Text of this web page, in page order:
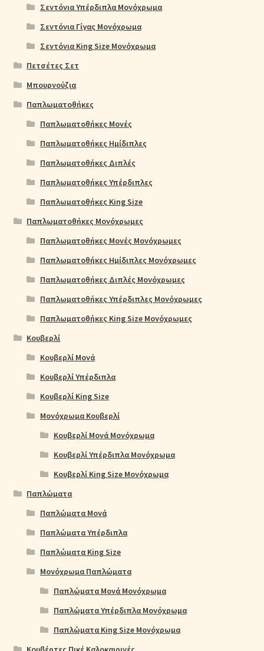
Σεντόνια Υπέρδιπλα Μονόχρωμα
Σεντόνια Γίγας Μονόχρωμα
Σεντόνια King Size Μονόχρωμα
Πετσέτες Σετ
Μπουρνούζια
Παπλωματοθήκες
Παπλωματοθήκες Μονές
Παπλωματοθήκες Ημίδιπλες
Παπλωματοθήκες Διπλές
Παπλωματοθήκες Υπέρδιπλες
Παπλωματοθήκες King Size
Παπλωματοθήκες Μονόχρωμες
Παπλωματοθήκες Μονές Μονόχρωμες
Παπλωματοθήκες Ημίδιπλες Μονόχρωμες
Παπλωματοθήκες Διπλές Μονόχρωμες
Παπλωματοθήκες Υπέρδιπλες Μονόχρωμες
Παπλωματοθήκες King Size Μονόχρωμες
Κουβερλί
Κουβερλί Μονά
Κουβερλί Υπέρδιπλα
Κουβερλί King Size
Μονόχρωμα Κουβερλί
Κουβερλί Μονά Μονόχρωμα
Κουβερλί Υπέρδιπλα Μονόχρωμα
Κουβερλί King Size Μονόχρωμα
Παπλώματα
Παπλώματα Μονά
Παπλώματα Υπέρδιπλα
Παπλώματα King Size
Μονόχρωμα Παπλώματα
Παπλώματα Μονά Μονόχρωμα
Παπλώματα Υπέρδιπλα Μονόχρωμα
Παπλώματα King Size Μονόχρωμα